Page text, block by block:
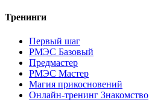
Тренинги
Первый шаг
РМЭС Базовый
Предмастер
РМЭС Мастер
Магия прикосновений
Онлайн-тренинг Знакомство